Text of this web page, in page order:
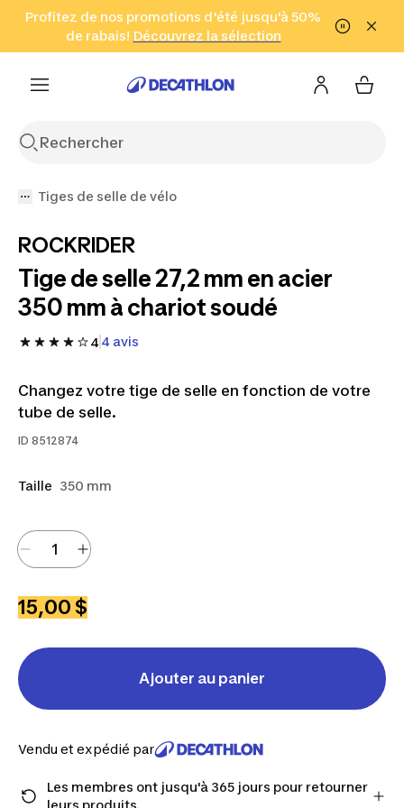
Aller à la recherche Aller au contenu Aller au pied de
Profitez de nos promotions d'été jusqu'à 50%
de rabais! Découvrez la sélection
Cliquez ici
en seulement 2 h!
(Zones sélectionnées)
Tiges de selle de vélo
ROCKRIDER
Tige de selle 27,2 mm en acier
350 mm à chariot soudé
44 avis
Changez votre tige de selle en fonction de votre
tube de selle.
ID 8512874
Taille 350 mm
15,00 $
Ajouter au panier
Vendu et expédié par
Les membres ont jusqu'à 365 jours pour retourner
leurs produits.